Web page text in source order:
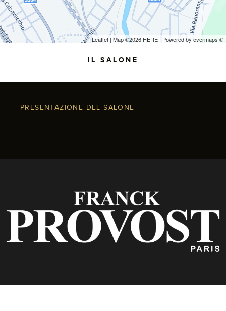
Leaflet | Map ©2026 HERE | Powered by evermaps ©
IL SALONE
PRESENTAZIONE DEL SALONE